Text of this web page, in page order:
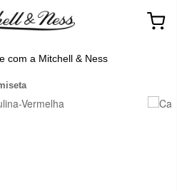
com a Mitchell & Ness